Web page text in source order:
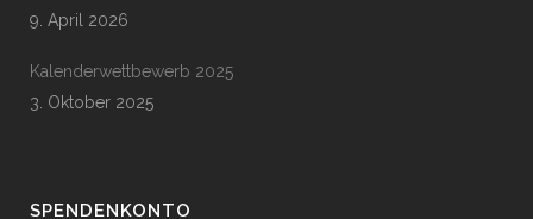
9. April 2026
Kalenderwettbewerb 2025
3. Oktober 2025
SPENDENKONTO